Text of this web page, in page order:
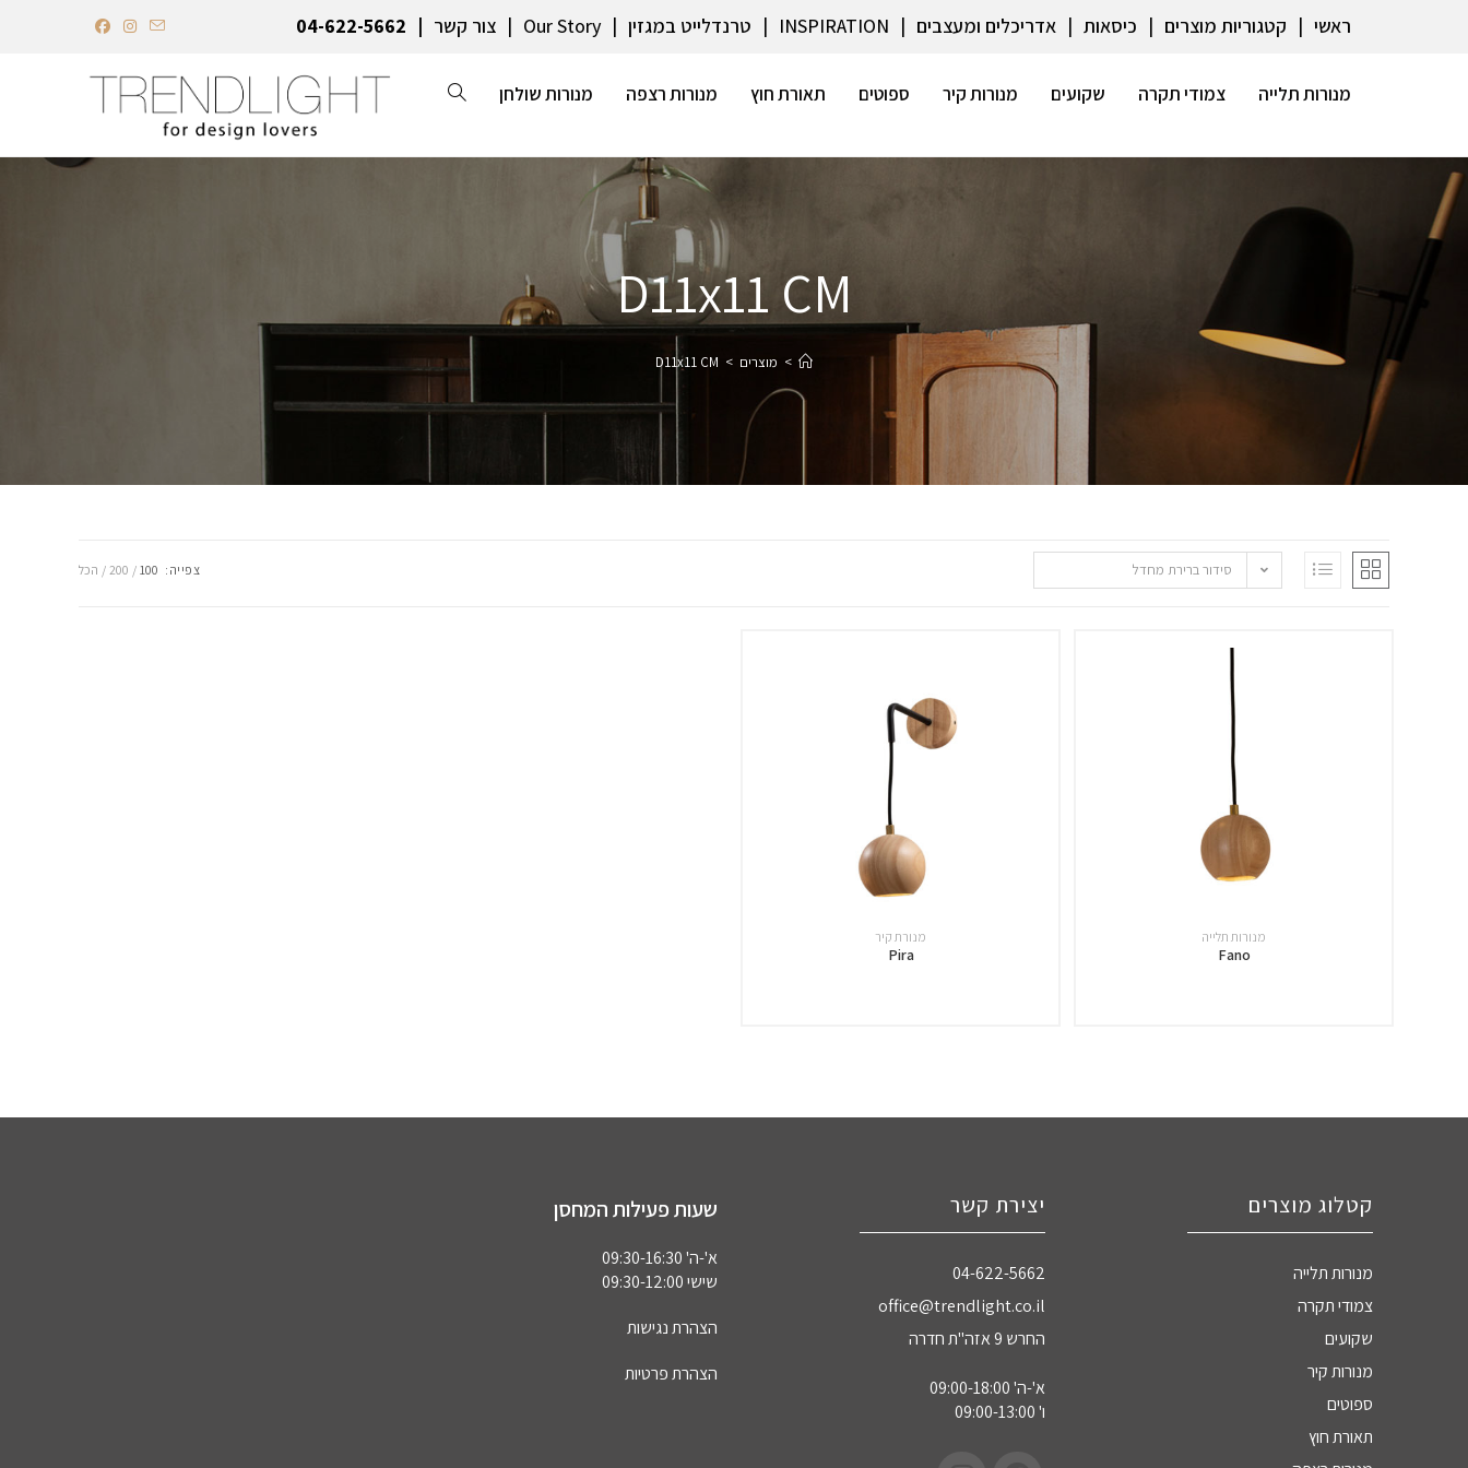
ראשי קטגוריות מוצרים כיסאות אדריכלים ומעצבים INSPIRATION טרנדלייט במגזין Our Story צור קשר 04-622-5662‏
מנורות תלייה צמודי תקרה שקועים מנורות קיר ספוטים תאורת חוץ מנורות רצפה מנורות שולחן
D11x11 CM
> מוצרים >
D11x11 CM
סידור ברירת מחדל צפייה: 100
200 הכל
מנורות תלייה
Fano
מנורת קיר
Pira
קטלוג מוצרים
מנורות תלייה
צמודי תקרה
שקועים
מנורות קיר
ספוטים
תאורת חוץ
יצירת קשר
04-622-5662‏
office@trendlight.co.il
החרש 9 אזה"ת חדרה
א'-ה' 09:00-18:00
ו' 09:00-13:00
שעות פעילות המחסן
א'-ה' 09:30-16:30
שישי 09:30-12:00
הצהרת נגישות
הצהרת פרטיות